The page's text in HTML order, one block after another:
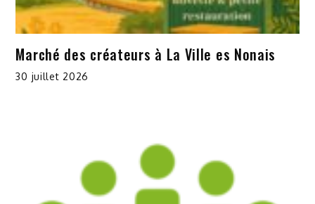
Marché des créateurs à La Ville es Nonais
30 juillet 2026